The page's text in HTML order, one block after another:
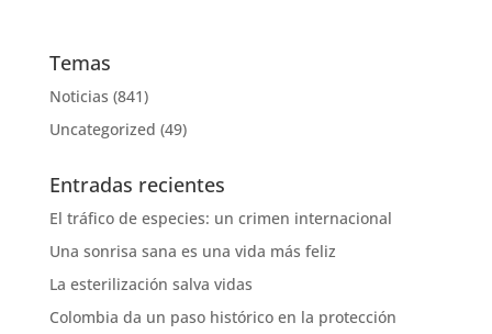
Temas
Noticias (841)
Uncategorized (49)
Entradas recientes
El tráfico de especies: un crimen internacional
Una sonrisa sana es una vida más feliz
La esterilización salva vidas
Colombia da un paso histórico en la protección